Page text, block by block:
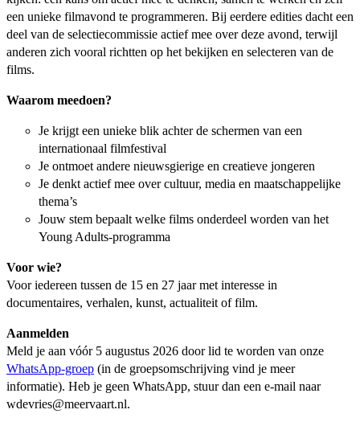
een unieke filmavond te programmeren. Bij eerdere edities dacht een
deel van de selectiecommissie actief mee over deze avond, terwijl
anderen zich vooral richtten op het bekijken en selecteren van de
films.
Waarom meedoen?
Je krijgt een unieke blik achter de schermen van een
internationaal filmfestival
Je ontmoet andere nieuwsgierige en creatieve jongeren
Je denkt actief mee over cultuur, media en maatschappelijke
thema’s
Jouw stem bepaalt welke films onderdeel worden van het
Young Adults-programma
Voor wie?
Voor iedereen tussen de 15 en 27 jaar met interesse in
documentaires, verhalen, kunst, actualiteit of film.
Aanmelden
Meld je aan vóór 5 augustus 2026 door lid te worden van onze
WhatsApp-groep (in de groepsomschrijving vind je meer
informatie). Heb je geen WhatsApp, stuur dan een e-mail naar
wdevries@meervaart.nl.